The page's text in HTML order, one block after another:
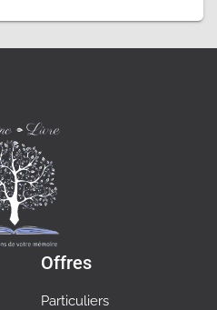
Offres
Particuliers